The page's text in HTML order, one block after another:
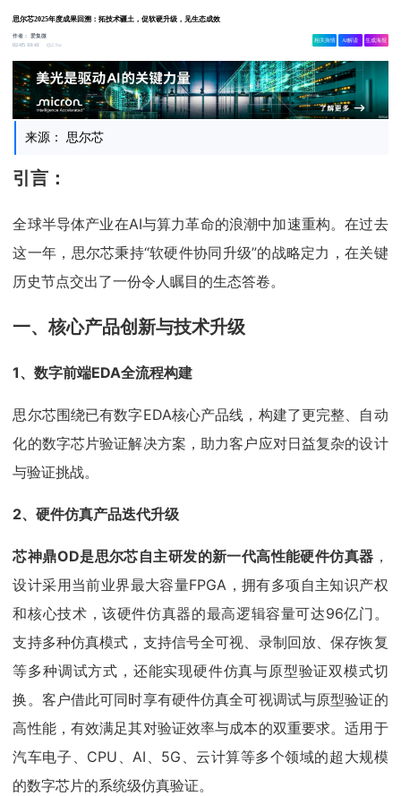
思尔芯2025年度成果回溯：拓技术疆土，促软硬升级，见生态成效
作者：爱集微
02-05 10:41
2.6w
相关舆情 AI解读 生成海报
来源： 思尔芯
引言：
全球半导体产业在AI与算力革命的浪潮中加速重构。在过去
这一年，思尔芯秉持“软硬件协同升级”的战略定力，在关键
历史节点交出了一份令人瞩目的生态答卷。
一、核心产品创新与技术升级
1、数字前端EDA全流程构建
思尔芯围绕已有数字EDA核心产品线，构建了更完整、自动
化的数字芯片验证解决方案，助力客户应对日益复杂的设计
与验证挑战。
2、硬件仿真产品迭代升级
芯神鼎OD是思尔芯自主研发的新一代高性能硬件仿真器 ，
设计采用当前业界最大容量FPGA，拥有多项自主知识产权
和核心技术，该硬件仿真器的最高逻辑容量可达96亿门。
支持多种仿真模式，支持信号全可视、录制回放、保存恢复
等多种调试方式，还能实现硬件仿真与原型验证双模式切
换。客户借此可同时享有硬件仿真全可视调试与原型验证的
高性能，有效满足其对验证效率与成本的双重要求。适用于
汽车电子、CPU、AI、5G、云计算等多个领域的超大规模
的数字芯片的系统级仿真验证。